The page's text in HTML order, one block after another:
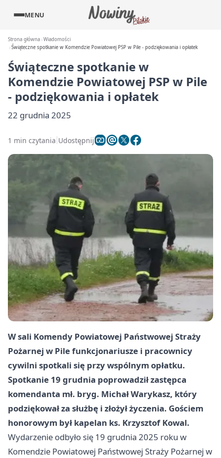
MENU
Strona główna Wiadomości
Świąteczne spotkanie w Komendzie Powiatowej PSP w Pile - podziękowania i opłatek
Świąteczne spotkanie w
Komendzie Powiatowej PSP w Pile
- podziękowania i opłatek
22 grudnia 2025
1 min czytania Udostępnij
W sali Komendy Powiatowej Państwowej Straży
Pożarnej w Pile funkcjonariusze i pracownicy
cywilni spotkali się przy wspólnym opłatku.
Spotkanie 19 grudnia poprowadził zastępca
komendanta mł. bryg. Michał Warykasz, który
podziękował za służbę i złożył życzenia. Gościem
honorowym był kapelan ks. Krzysztof Kowal.
Wydarzenie odbyło się 19 grudnia 2025 roku w
Komendzie Powiatowej Państwowej Straży Pożarnej w